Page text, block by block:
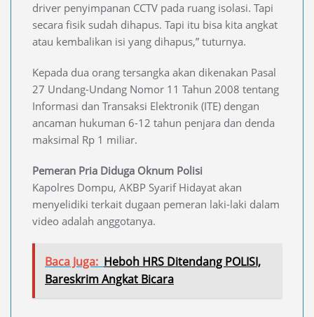
driver penyimpanan CCTV pada ruang isolasi. Tapi
secara fisik sudah dihapus. Tapi itu bisa kita angkat
atau kembalikan isi yang dihapus,” tuturnya.
Kepada dua orang tersangka akan dikenakan Pasal
27 Undang-Undang Nomor 11 Tahun 2008 tentang
Informasi dan Transaksi Elektronik (ITE) dengan
ancaman hukuman 6-12 tahun penjara dan denda
maksimal Rp 1 miliar.
Pemeran Pria Diduga Oknum Polisi
Kapolres Dompu, AKBP Syarif Hidayat akan
menyelidiki terkait dugaan pemeran laki-laki dalam
video adalah anggotanya.
Baca Juga: Heboh HRS Ditendang POLISI,
Bareskrim Angkat Bicara